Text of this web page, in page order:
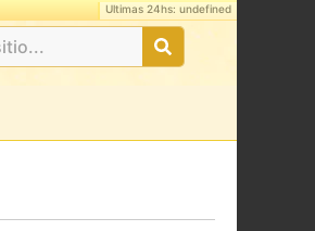
Ultimas 24hs: undefined